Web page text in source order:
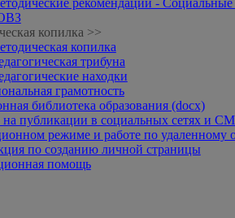
рекомендации -
копилка >>
копилка
трибуна
находки
грамотность
библиотека образования (docx)
публикации в социальных сетях и
режиме и работе по удаленному
по созданию личной страницы
помощь